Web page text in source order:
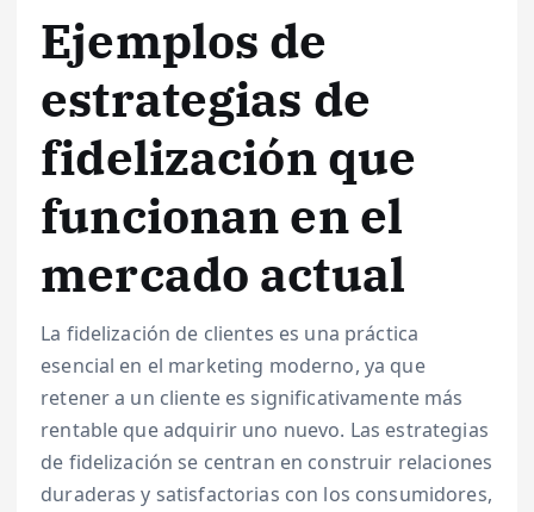
Ejemplos de
estrategias de
fidelización que
funcionan en el
mercado actual
La fidelización de clientes es una práctica
esencial en el marketing moderno, ya que
retener a un cliente es significativamente más
rentable que adquirir uno nuevo. Las estrategias
de fidelización se centran en construir relaciones
duraderas y satisfactorias con los consumidores,